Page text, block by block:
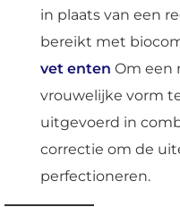
in plaats van een
bereikt met
vet enten Om een
vrouwelijke vorm
uitgevoerd in
correctie om de
perfectioneren.